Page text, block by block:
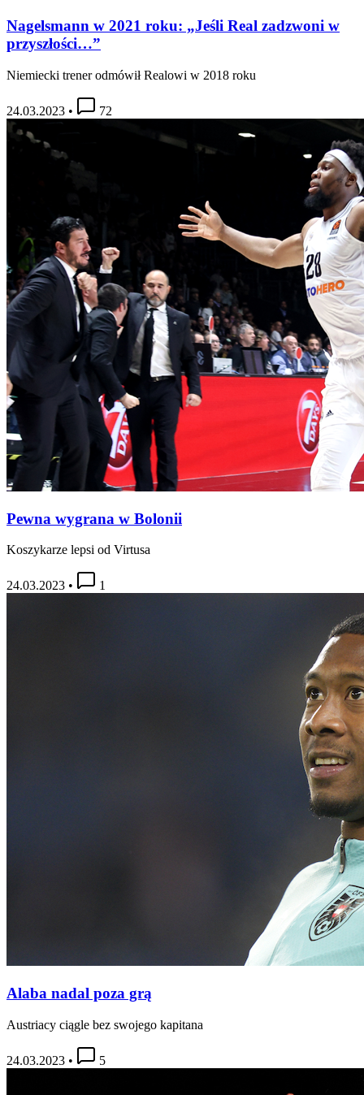
Nagelsmann w 2021 roku: „Jeśli Real zadzwoni w
przyszłości…”
Niemiecki trener odmówił Realowi w 2018 roku
24.03.2023 • 72
Pewna wygrana w Bolonii
Koszykarze lepsi od Virtusa
24.03.2023 • 1
Alaba nadal poza grą
Austriacy ciągle bez swojego kapitana
24.03.2023 • 5